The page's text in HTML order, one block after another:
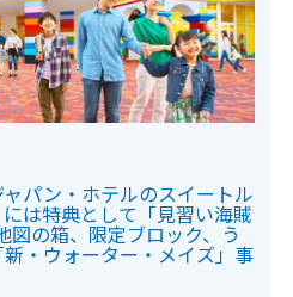
パン・ホテルのスイートル
は特典として「見習い海賊
図の箱、限定ブロック、う
・ウォーター・メイズ」事